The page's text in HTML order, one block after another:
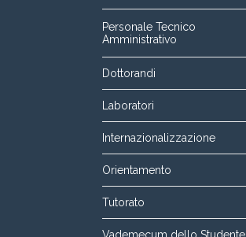
Personale Tecnico
Amministrativo
Dottorandi
Laboratori
Internazionalizzazione
Orientamento
Tutorato
Vademecum dello Studente